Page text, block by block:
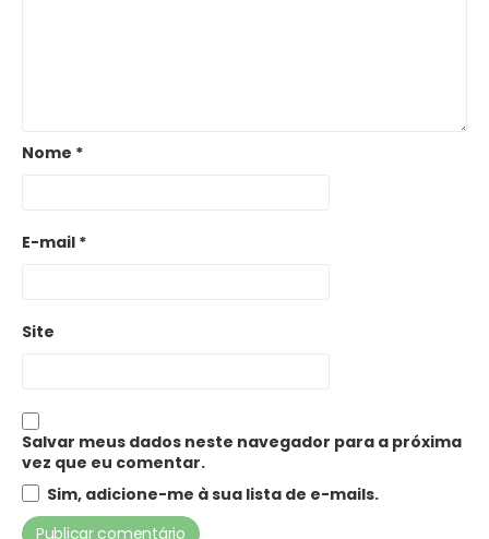
Nome *
E-mail *
Site
Salvar meus dados neste navegador para a próxima
vez que eu comentar.
Sim, adicione-me à sua lista de e-mails.